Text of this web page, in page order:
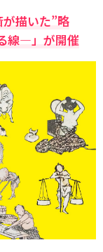
描いた”略
線―」が開催